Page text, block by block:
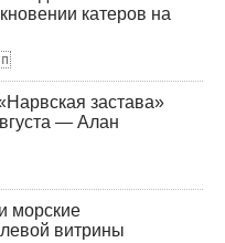
катеров на
застава»
— Алан
морские
витрины